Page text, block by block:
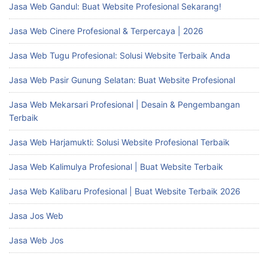
Jasa Web Gandul: Buat Website Profesional Sekarang!
Jasa Web Cinere Profesional & Terpercaya | 2026
Jasa Web Tugu Profesional: Solusi Website Terbaik Anda
Jasa Web Pasir Gunung Selatan: Buat Website Profesional
Jasa Web Mekarsari Profesional | Desain & Pengembangan
Terbaik
Jasa Web Harjamukti: Solusi Website Profesional Terbaik
Jasa Web Kalimulya Profesional | Buat Website Terbaik
Jasa Web Kalibaru Profesional | Buat Website Terbaik 2026
Jasa Jos Web
Jasa Web Jos